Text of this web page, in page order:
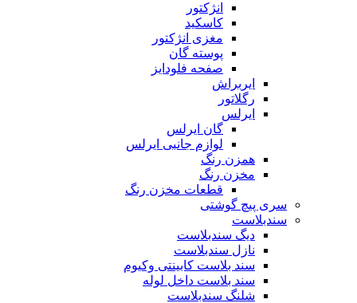
انژکتور
کاسکید
مغزی انژکتور
پوسته گان
صفحه فلودایز
ایربراش
رگلاتور
ایرلس
گان ایرلس
لوازم جانبی ایرلس
همزن رنگ
مخزن رنگ
قطعات مخزن رنگ
سری پیچ گوشتی
سندبلاست
دیگ سندبلاست
نازل سندبلاست
سند بلاست کابینتی وکیوم
سند بلاست داخل لوله
شلنگ سندبلاست